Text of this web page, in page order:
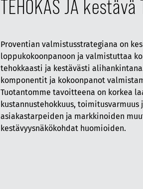
TEHOKAS JA kestävä
Proventian valmistusstrategiana on
loppukokoonpanoon ja valmistuttaa
tehokkaasti ja kestävästi
komponentit ja kokoonpanot
Tuotantomme tavoitteena on korkea
kustannustehokkuus,
asiakastarpeiden ja markkinoiden
kestävyysnäkökohdat huomioiden.